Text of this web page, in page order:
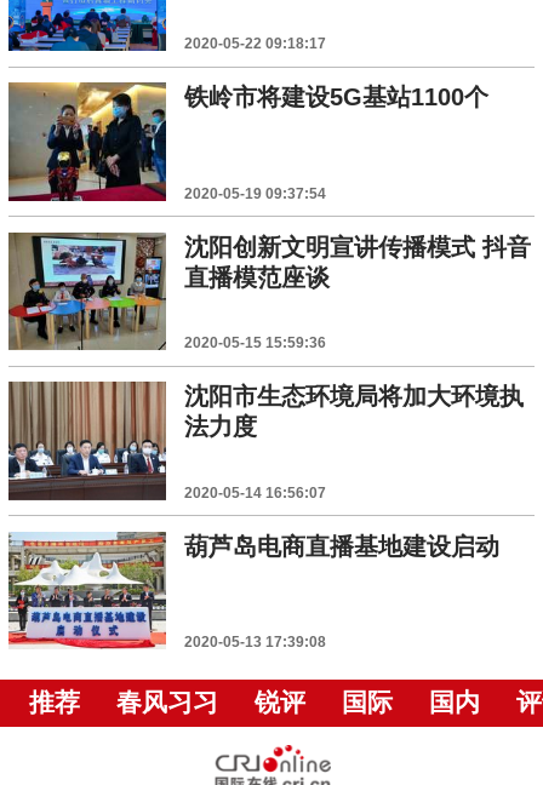
2020-05-22 09:18:17
铁岭市将建设5G基站1100个
2020-05-19 09:37:54
沈阳创新文明宣讲传播模式 抖音
直播模范座谈
2020-05-15 15:59:36
沈阳市生态环境局将加大环境执
法力度
2020-05-14 16:56:07
葫芦岛电商直播基地建设启动
2020-05-13 17:39:08
推荐 春风习习 锐评 国际 国内